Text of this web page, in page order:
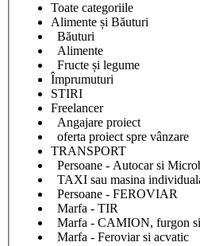
Toate categoriile
Alimente și Băuturi
Băuturi
Alimente
Fructe și legume
Împrumuturi
STIRI
Freelancer
Angajare proiect
oferta proiect spre vânzare
TRANSPORT
Persoane - Autocar si
TAXI sau masina
Persoane - FEROVIAR
Marfa - TIR
Marfa - CAMION, furgon
Marfa - Feroviar si acvatic